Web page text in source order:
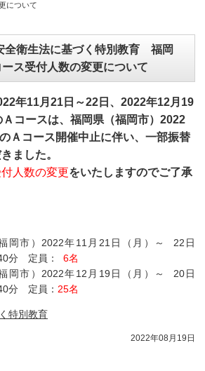
について
衛生法に基づく特別教育 福岡
ス受付人数の変更について
年11月21日～22日、2022年12月19
Ａコースは、福岡県（福岡市）2022
Ａコース開催中止に伴い、一部振替
ました。
人数の変更をいたしますのでご了承
岡市）2022年11月21日（月）～ 22日
40分 定員： 6名
岡市）2022年12月19日（月）～ 20日
分 定員： 25名
特別教育
2022年08月19日